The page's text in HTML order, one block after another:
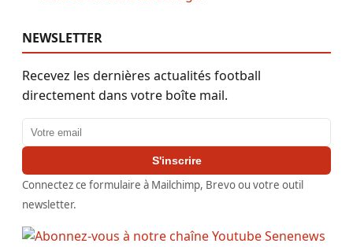
NEWSLETTER
Recevez les dernières actualités football
directement dans votre boîte mail.
Adresse email
S'inscrire
Connectez ce formulaire à Mailchimp, Brevo ou votre outil
newsletter.